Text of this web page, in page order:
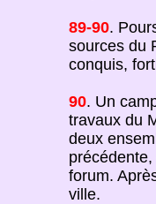
89-90.
sources du
conquis,
90. Un
travaux du
deux
forum.
ville.